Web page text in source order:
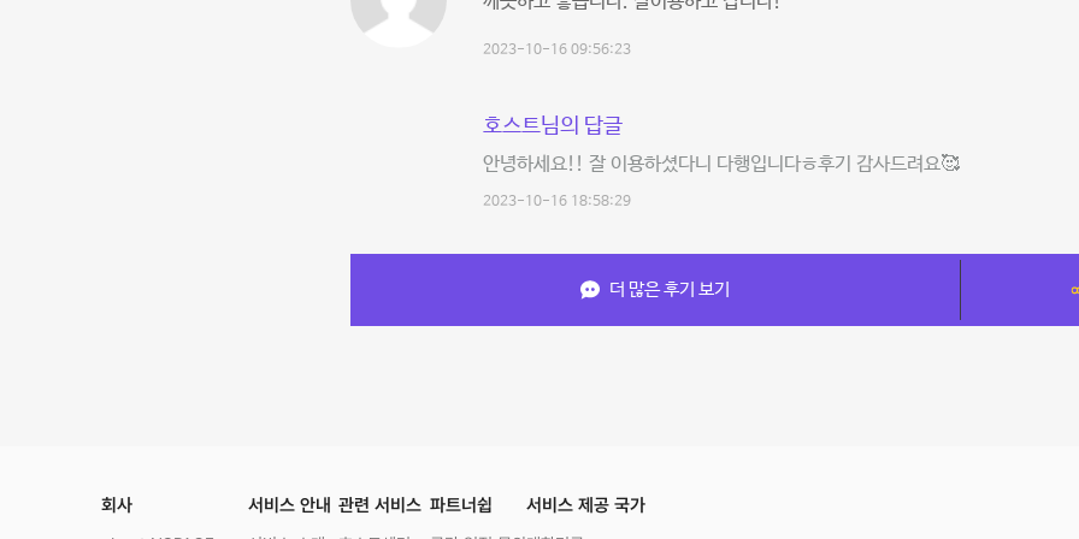
2023-10-16 09:56:23
호스트님의 답글
안녕하세요!! 잘 이용하셨다니 다행입니다ㅎ후기 감사드려요🥰
2023-10-16 18:58:29
더 많은 후기 보기
회사 서비스 안내 관련 서비스 파트너쉽 서비스 제공 국가